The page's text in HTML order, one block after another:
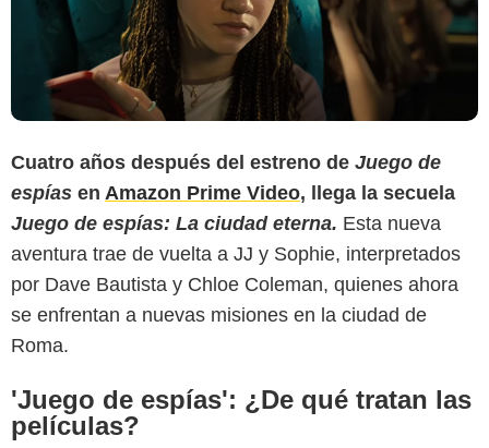
Cuatro años después del estreno de Juego de
espías en Amazon Prime Video, llega la secuela
Juego de espías: La ciudad eterna. Esta nueva
aventura trae de vuelta a JJ y Sophie, interpretados
por Dave Bautista y Chloe Coleman, quienes ahora
se enfrentan a nuevas misiones en la ciudad de
Roma.
'Juego de espías': ¿De qué tratan las
películas?